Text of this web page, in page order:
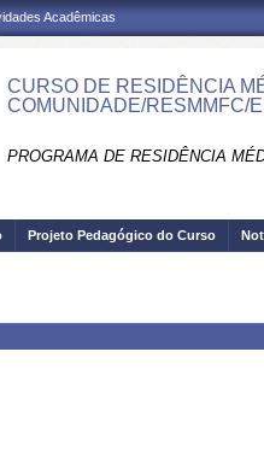
Acadêmicas
CURSO DE RESIDÊNCIA
COMUNIDADE/RESMMFC/
PROGRAMA DE RESIDÊNCIA
Projeto Pedagógico do Curso